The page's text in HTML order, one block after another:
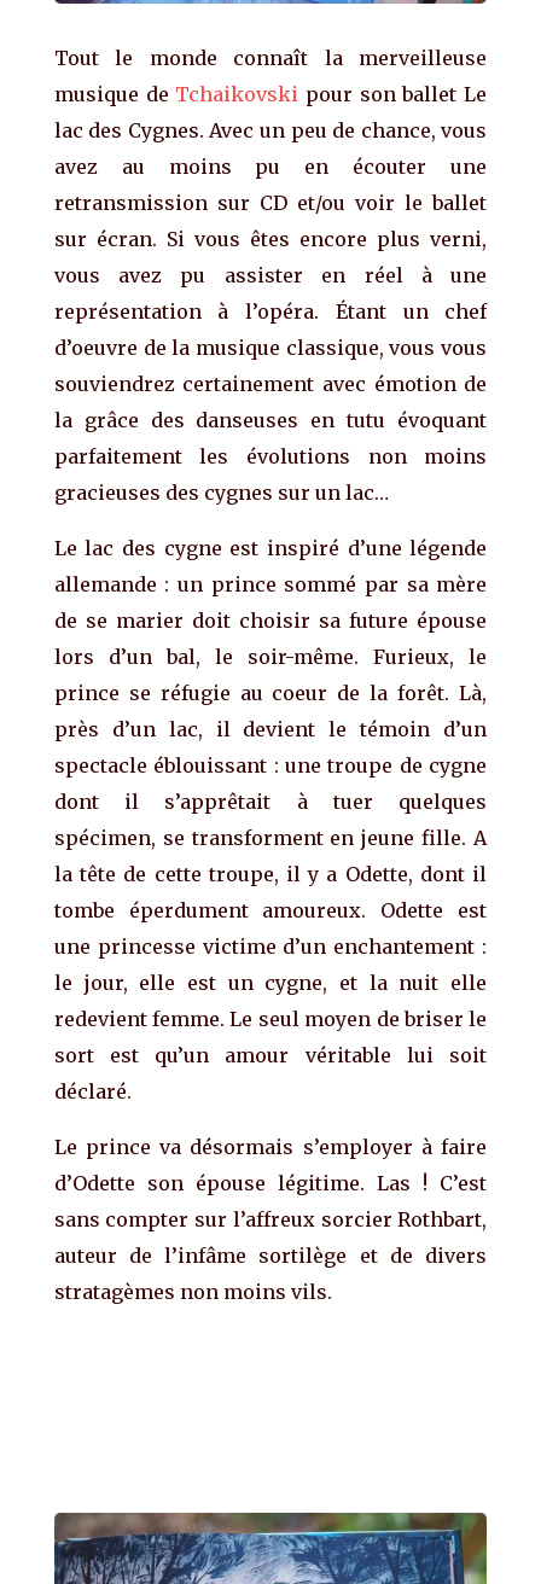
Tout le monde connaît la merveilleuse
musique de Tchaikovski pour son ballet Le
lac des Cygnes. Avec un peu de chance, vous
avez au moins pu en écouter une
retransmission sur CD et/ou voir le ballet
sur écran. Si vous êtes encore plus verni,
vous avez pu assister en réel à une
représentation à l’opéra. Étant un chef
d’oeuvre de la musique classique, vous vous
souviendrez certainement avec émotion de
la grâce des danseuses en tutu évoquant
parfaitement les évolutions non moins
gracieuses des cygnes sur un lac…
Le lac des cygne est inspiré d’une légende
allemande : un prince sommé par sa mère
de se marier doit choisir sa future épouse
lors d’un bal, le soir-même. Furieux, le
prince se réfugie au coeur de la forêt. Là,
près d’un lac, il devient le témoin d’un
spectacle éblouissant : une troupe de cygne
dont il s’apprêtait à tuer quelques
spécimen, se transforment en jeune fille. A
la tête de cette troupe, il y a Odette, dont il
tombe éperdument amoureux. Odette est
une princesse victime d’un enchantement :
le jour, elle est un cygne, et la nuit elle
redevient femme. Le seul moyen de briser le
sort est qu’un amour véritable lui soit
déclaré.
Le prince va désormais s’employer à faire
d’Odette son épouse légitime. Las ! C’est
sans compter sur l’affreux sorcier Rothbart,
auteur de l’infâme sortilège et de divers
stratagèmes non moins vils.